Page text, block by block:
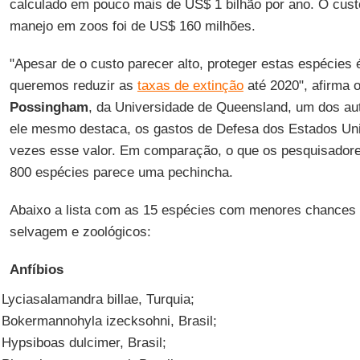
calculado em pouco mais de US$ 1 bilhão por ano. O
manejo em zoos foi de US$ 160 milhões.
"Apesar de o custo parecer alto, proteger estas espécies
queremos reduzir as taxas de extinçãoaté 2020", afirma
Possingham, da Universidade de Queensland, um dos
ele mesmo destaca, os gastos de Defesa dos Estados
vezes esse valor. Em comparação, o que os
800 espécies parece uma pechincha.
Abaixo a lista com as 15 espécies com menores
selvagem e zoológicos:
Anfíbios
Lyciasalamandra billae, Turquia;
Bokermannohyla izecksohni, Brasil;
Hypsiboas dulcimer, Brasil;